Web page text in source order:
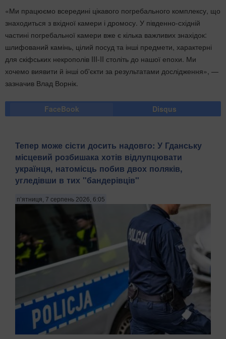
«Ми працюємо всередині цікавого погребального комплексу, що
знаходиться з вхідної камери і дромосу. У південно-східній
частині погребальної камери вже є кілька важливих знахідок:
шлифований камінь, цілий посуд та інші предмети, характерні
для скіфських некрополів III-II століть до нашої епохи. Ми
хочемо виявити й інші об'єкти за результатами дослідження», —
зазначив Влад Ворнік.
FaceBook Disqus
Тепер може сісти досить надовго: У Гданську
місцевий розбишака хотів відлупцювати
українця, натомісць побив двох поляків,
угледівши в тих "бандерівців"
п’ятниця, 7 серпень 2026, 6:05